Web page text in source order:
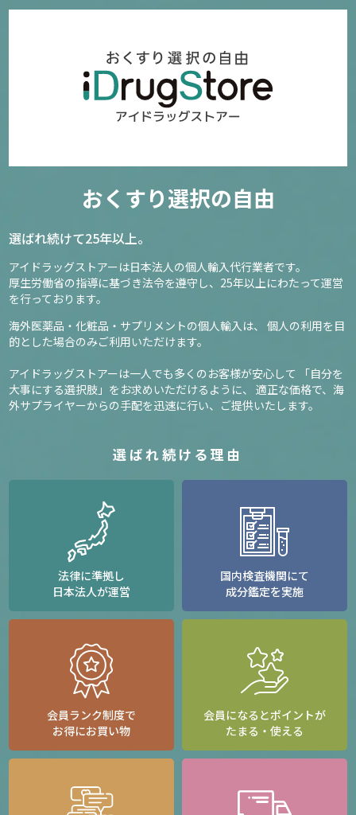
おくすり選択の自由
選ばれ続けて25年以上。
アイドラッグストアーは日本法人の個人輸入代行業者です。
厚生労働省の指導に基づき法令を遵守し、 25年以上にわたって運営
を行っております。
海外医薬品・化粧品・サプリメントの個人輸入は、
個人の利用を目
的とした場合のみご利用いただけます。
アイドラッグストアーは一人でも多くのお客様が安心して
「自分を
大事にする選択肢」をお求めいただけるように、
適正な価格で、海
外サプライヤーからの手配を迅速に行い、ご提供いたします。
選ばれ続ける理由
法律に準拠し
日本法人が運営
国内検査機関にて
成分鑑定を実施
会員ランク制度で
お得にお買い物
会員になるとポイントが
たまる・使える